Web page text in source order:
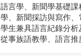
語言學、新聞學基礎
學、新聞採訪與寫作
學生兼具語言紀錄分
從事族語教學、語言推